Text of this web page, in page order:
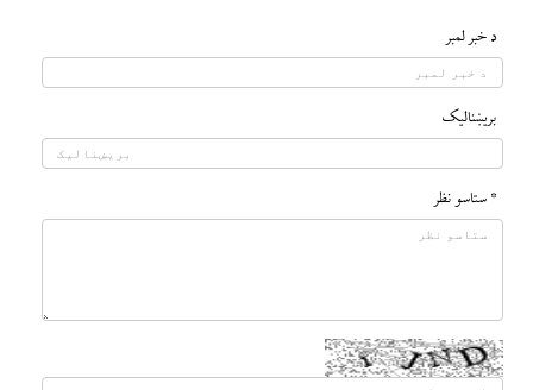
د خبر لمبر
بريښناليک
* ستاسو نظر